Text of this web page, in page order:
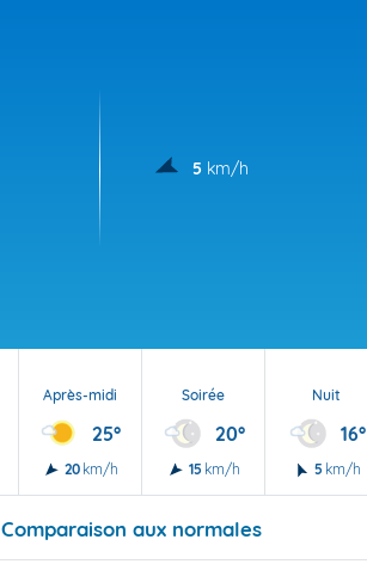
5 km/h
Après-midi
25°
20 km/h
Soirée
20°
15 km/h
Nuit
16°
5 km/h
Comparaison aux normales